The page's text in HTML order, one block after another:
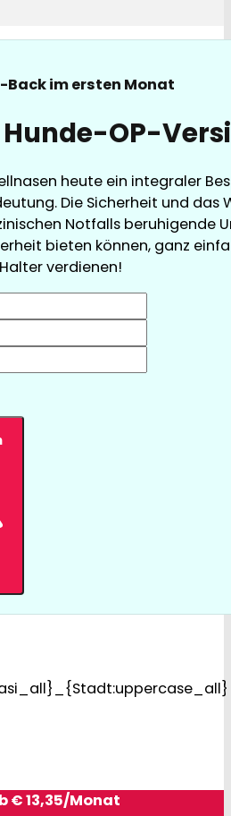
Back im ersten Monat
OP-
heute ein integraler
Die Sicherheit und das
Notfalls beruhigende
bieten können, ganz
verdienen!
€ 13,35/Monat